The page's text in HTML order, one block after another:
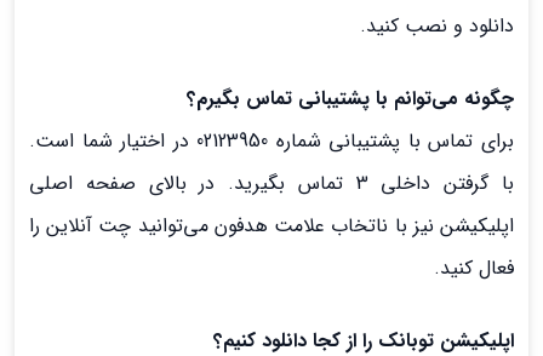
دانلود و نصب کنید.
چگونه می‌توانم با پشتیبانی تماس بگیرم؟
برای تماس با پشتیبانی شماره 02123950 در اختیار شما است.
با گرفتن داخلی 3 تماس بگیرید. در بالای صفحه اصلی
اپلیکیشن نیز با ناتخاب علامت هدفون می‌‌توانید چت آنلاین را
فعال کنید.
اپلیکیشن توبانک را از کجا دانلود کنیم؟